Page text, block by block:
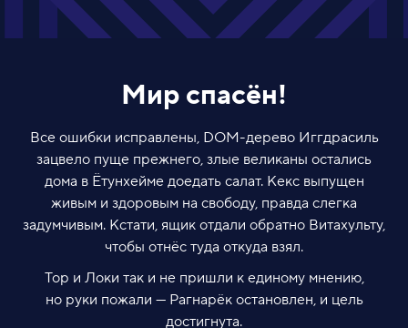
Мир спасён!
Все ошибки исправлены, DOM-дерево Иггдрасиль
зацвело пуще прежнего, злые великаны остались
дома в Ётунхейме доедать салат. Кекс выпущен
живым и здоровым на свободу, правда слегка
задумчивым. Кстати, ящик отдали обратно Витахульту,
чтобы отнёс туда откуда взял.
Тор и Локи так и не пришли к единому мнению,
но руки пожали — Рагнарёк остановлен, и цель
достигнута.